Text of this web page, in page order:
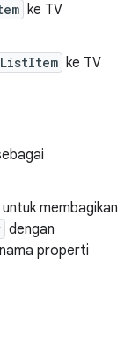
ke TV
ke TV
untuk membagikan
dengan
properti